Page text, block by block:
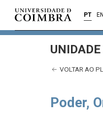
PT EN
VOLTAR AO
Poder,